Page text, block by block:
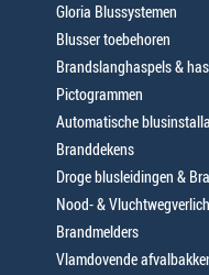
Gloria Blussystemen
Blusser toebehoren
Brandslanghaspels &
Pictogrammen
Automatische
Branddekens
Droge blusleidingen &
Nood- &
Brandmelders
Vlamdovende